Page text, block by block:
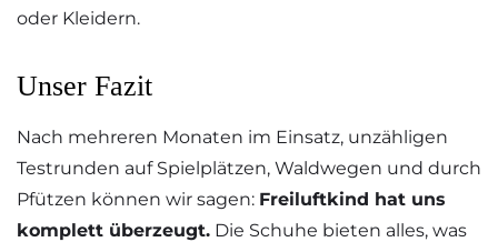
oder Kleidern.
Unser Fazit
Nach mehreren Monaten im Einsatz, unzähligen
Testrunden auf Spielplätzen, Waldwegen und durch
Pfützen können wir sagen: Freiluftkind hat uns
komplett überzeugt. Die Schuhe bieten alles, was